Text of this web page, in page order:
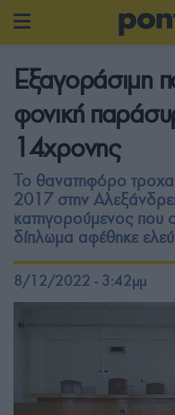
Εξαγοράσιμη
φονική
14χρονης
Το θανατηφόρο
2017 στην
κατηγορούμενος που
δίπλωμα αφέθηκε
8/12/2022 - 3:42μμ